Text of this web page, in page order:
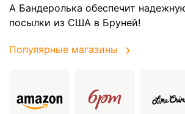
А Бандеролька обеспечит
посылки из США в Бруней!
Популярные магазины